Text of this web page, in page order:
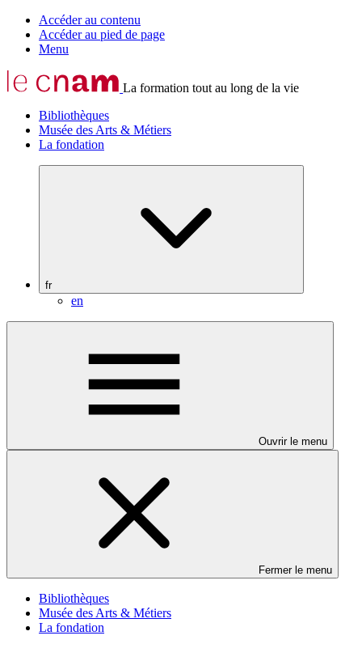
Accéder au contenu
Accéder au pied de page
Menu
La formation tout au long de la vie
Bibliothèques
Musée des Arts & Métiers
La fondation
fr
en
Ouvrir le menu
Fermer le menu
Bibliothèques
Musée des Arts & Métiers
La fondation